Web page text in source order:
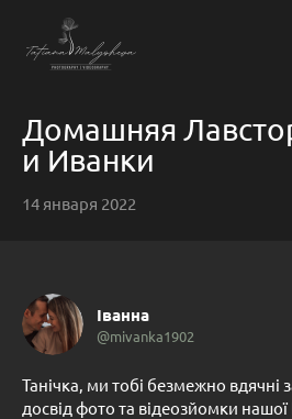
Домашняя
и Иванки
14 января 2022
Іванна
@mivanka1902
Танічка, ми тобі безмежно вдячні
досвід фото та відеозйомки